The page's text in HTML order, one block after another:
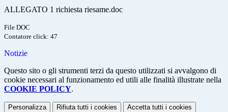
ALLEGATO 1 richiesta riesame.doc
File DOC
Contatore click: 47
Notizie
Questo sito o gli strumenti terzi da questo utilizzati si avvalgono di
cookie necessari al funzionamento ed utili alle finalità illustrate nella
COOKIE POLICY.
Personalizza Rifiuta tutti i cookies Accetta tutti i cookies